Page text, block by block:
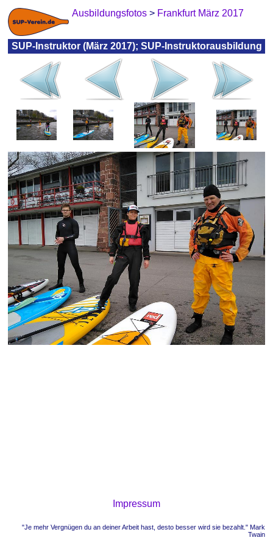
Ausbildungsfotos > Frankfurt März 2017
SUP-Instruktor (März 2017); SUP-Instruktorausbildung
Impressum
"Je mehr Vergnügen du an deiner Arbeit hast, desto besser wird sie bezahlt." Mark
Twain